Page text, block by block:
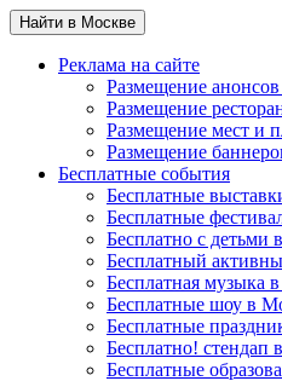
Найти в Москве
Реклама на сайте
Размещение
Размещение
Размещение мест и
Размещение
Бесплатные события
Бесплатные
Бесплатные
Бесплатно с детьми
Бесплатный
Бесплатная музыка
Бесплатные шоу в
Бесплатные
Бесплатно! стендап
Бесплатные